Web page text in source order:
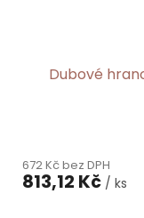
Dubové
672 Kč bez DPH
813,12 Kč / ks